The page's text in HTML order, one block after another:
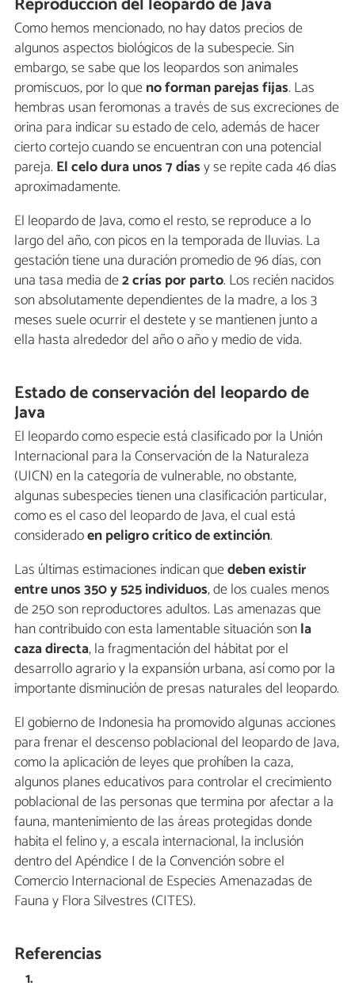
Como hemos mencionado, no hay datos precios de
algunos aspectos biológicos de la subespecie. Sin
embargo, se sabe que los leopardos son animales
promiscuos, por lo queno forman parejas fijas. Las
hembras usan feromonas a través de sus excreciones de
orina para indicar su estado de celo, además de hacer
cierto cortejo cuando se encuentran con una potencial
pareja. El celo dura unos 7 díasy se repite cada 46 días
aproximadamente.
El leopardo de Java, como el resto, se reproduce a lo
largo del año, con picos en la temporada de lluvias. La
gestación tiene una duración promedio de 96 días, con
una tasa media de2 crías por parto. Los recién nacidos
son absolutamente dependientes de la madre, a los 3
meses suele ocurrir el destete y se mantienen junto a
ella hasta alrededor del año o año y medio de vida.
Estado de conservación del leopardo de
Java
El leopardo como especie está clasificado por la Unión
Internacional para la Conservación de la Naturaleza
(UICN) en la categoría de vulnerable, no obstante,
algunas subespecies tienen una clasificación particular,
como es el caso del leopardo de Java, el cual está
consideradoen peligro crítico de extinción.
Las últimas estimaciones indican quedeben existir
entre unos 350 y 525 individuos, de los cuales menos
de 250 son reproductores adultos. Las amenazas que
han contribuido con esta lamentable situación sonla
caza directa, la fragmentación del hábitat por el
desarrollo agrario y la expansión urbana, así como por la
importante disminución de presas naturales del leopardo.
El gobierno de Indonesia ha promovido algunas acciones
para frenar el descenso poblacional del leopardo de Java,
como la aplicación de leyes que prohíben la caza,
algunos planes educativos para controlar el crecimiento
poblacional de las personas que termina por afectar a la
fauna, mantenimiento de las áreas protegidas donde
habita el felino y, a escala internacional, la inclusión
dentro del Apéndice I de la Convención sobre el
Comercio Internacional de Especies Amenazadas de
Fauna y Flora Silvestres (CITES).
Referencias